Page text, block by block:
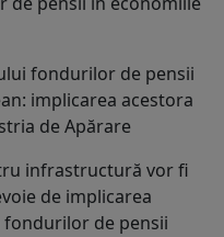
fondurilor de pensii
implicarea acestora
de Apărare
infrastructură vor fi
de implicarea
de pensii